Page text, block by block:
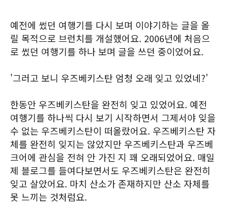
예전에 썼던 여행기를 다시 보며 이야기하는 글을 올
릴 목적으로 브런치를 개설했어요. 2006년에 처음으
로 썼던 여행기를 하나 보며 글을 쓰던 중이었어요.
'그러고 보니 우즈베키스탄 엄청 오래 잊고 있었네?'
한동안 우즈베키스탄을 완전히 잊고 있었어요. 예전
여행기를 하나씩 다시 보기 시작하면서 그제서야 잊을
수 없는 우즈베키스탄이 떠올랐어요. 우즈베키스탄 자
체를 완전히 잊지는 않았지만 우즈베키스탄과 우즈베
크어에 관심을 전혀 안 가진 지 꽤 오래되었어요. 매일
제 블로그를 들여다보면서도 우즈베키스탄은 완전히
잊고 살았어요. 마치 산소가 존재하지만 산소 자체를
못 느끼는 것처럼요.